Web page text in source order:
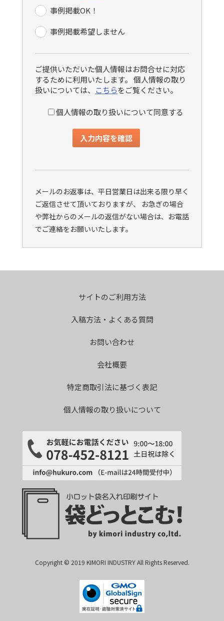
事例掲載OK！
事例掲載希望しません
ご提供いただいた個人情報はお問合せに対応
するために利用いたします。 個人情報の取り
扱いについては、 こちらをご覧ください。
個人情報の取り扱いについて同意する
メールのお返事は、平日営業日は出来る限り早く
ご返信させて頂いておりますが、 お急ぎの場合
や弊社からのメールの返信がない場合は、お電話
でご連絡をお願いいたします。
サイトのご利用方法
入稿方法・よくある質問
お問い合わせ
会社概要
特定商取引法に基づく表記
個人情報の取り扱いについて
Copyright © 2019 KIMORI INDUSTRY All Rights Reserved.